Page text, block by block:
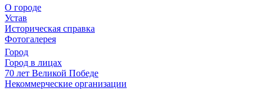
О городе
Устав
Историческая справка
Фотогалерея
Город
Город в лицах
70 лет Великой Победе
Некоммерческие организации